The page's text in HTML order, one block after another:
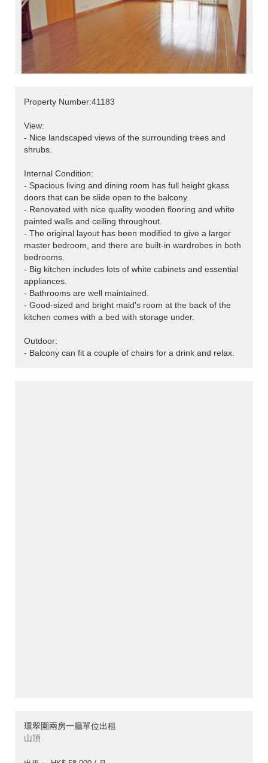
Property Number:41183
View:
- Nice landscaped views of the surrounding trees and
shrubs.
Internal Condition:
- Spacious living and dining room has full height gkass
doors that can be slide open to the balcony.
- Renovated with nice quality wooden flooring and white
painted walls and ceiling throughout.
- The original layout has been modified to give a larger
master bedroom, and there are built-in wardrobes in both
bedrooms.
- Big kitchen includes lots of white cabinets and essential
appliances.
- Bathrooms are well maintained.
- Good-sized and bright maid's room at the back of the
kitchen comes with a bed with storage under.
Outdoor:
- Balcony can fit a couple of chairs for a drink and relax.
環翠園兩房一廳單位出租
山頂